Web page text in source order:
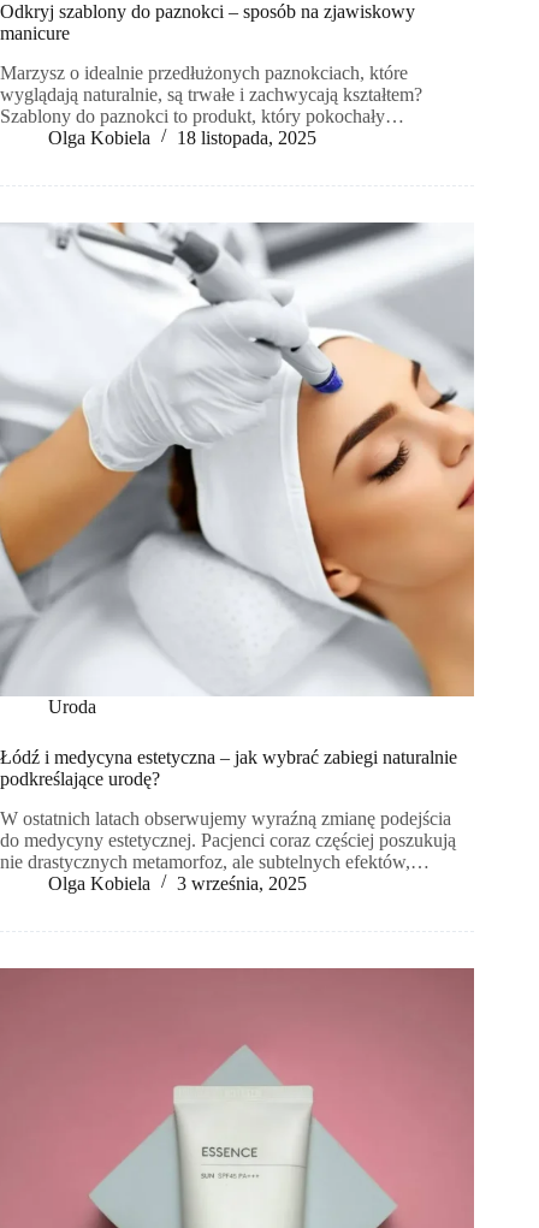
Odkryj szablony do paznokci – sposób na zjawiskowy
manicure
Marzysz o idealnie przedłużonych paznokciach, które
wyglądają naturalnie, są trwałe i zachwycają kształtem?
Szablony do paznokci to produkt, który pokochały…
Olga Kobiela
18 listopada, 2025
Uroda
Łódź i medycyna estetyczna – jak wybrać zabiegi naturalnie
podkreślające urodę?
W ostatnich latach obserwujemy wyraźną zmianę podejścia
do medycyny estetycznej. Pacjenci coraz częściej poszukują
nie drastycznych metamorfoz, ale subtelnych efektów,…
Olga Kobiela
3 września, 2025